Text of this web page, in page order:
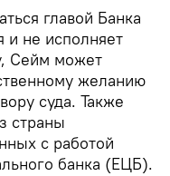
главой Банка
и не исполняет
Сейм может
желанию
суда. Также
страны
с работой
банка (ЕЦБ).